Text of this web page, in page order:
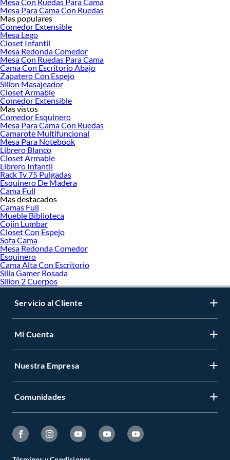
Encuentra una amplia variedad de productos de Mesas de Comedor en Sodimac.
Encuentra todo lo necesario para tus proyectos de renovación y decoración.
¡Visítanos y haz tus ideas realidad!
Mesa Para Cama Con Ruedas
Mas populares
Comedor Extensible
Mesa Lego
Closet Infantil
Mesa Redonda Comedor
Mesa Con Ruedas Para Cama
Cama Con Escritorio Abajo
Zapatero Con Espejo
Sillon Masajeador
Closet Armable
Comedor Extensible
Mas vistos
Comedor Esquinero
Mesa Para Cama Con Ruedas
Camarote Multifuncional
Mesa Para Notebook
Librero Blanco
Closet Armable
Librero Infantil
Rack Tv 75 Pulgadas
Esquinero De Madera
Cama Full
Mas destacados
Camas Full
Mueble Biblioteca
Cojin Lumbar
Closet Con Espejo
Sofa Cama
Mesa Redonda Comedor
Esquinero
Cama Alta Con Escritorio
Silla Gamer Rosada
Sillon 2 Cuerpos
Servicio al Cliente
Mi Cuenta
Nuestra Empresa
Comunidades